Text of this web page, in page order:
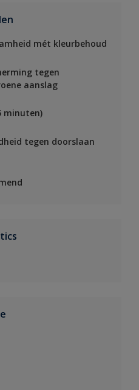
mét kleurbehoud
tegen
aanslag
minuten)
tegen doorslaan